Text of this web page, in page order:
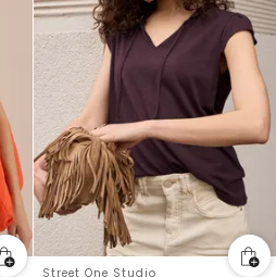
Street One Studio